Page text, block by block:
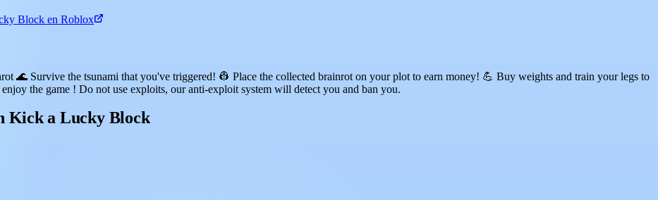
Block en Roblox
Survive the tsunami that you've triggered! 👷 Place the collected brainrot on your plot to earn money! 💪 Buy weights and train your legs to
the game ! Do not use exploits, our anti-exploit system will detect you and ban you.
Kick a Lucky Block